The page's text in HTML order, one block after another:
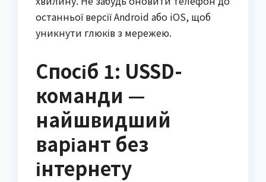
останньої версії Android або iOS, щоб
уникнути глюків з мережею.
Спосіб 1: USSD-
команди —
найшвидший
варіант без
інтернету